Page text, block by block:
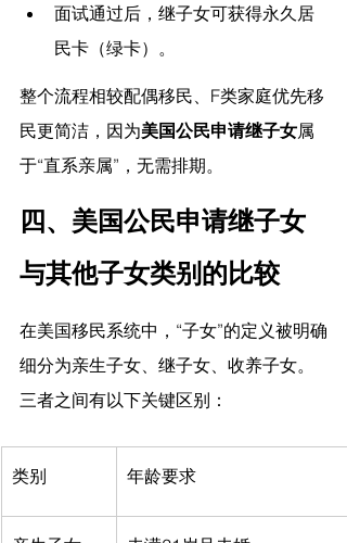
面试通过后，继子女可获得永久居
民卡（绿卡）。
整个流程相较配偶移民、F类家庭优先移
民更简洁，因为美国公民申请继子女属
于“直系亲属”，无需排期。
四、美国公民申请继子女
与其他子女类别的比较
在美国移民系统中，“子女”的定义被明确
细分为亲生子女、继子女、收养子女。
三者之间有以下关键区别：
类别 年龄要求